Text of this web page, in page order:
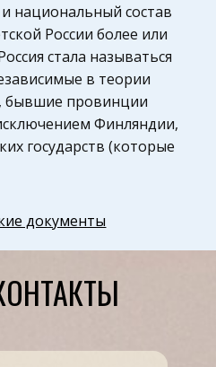
Здоровье
органы
и право
национальный состав
России более или
стала называться
в теории
бывшие провинции
Финляндии,
государств (которые
Восточной
переименован в
документе
Сахалина,
на военно-морскую
документы